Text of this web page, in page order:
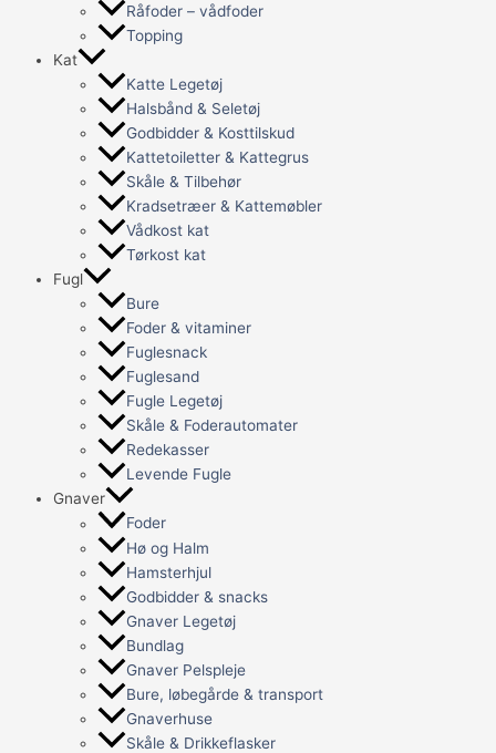
Råfoder – vådfoder
Topping
Kat
Katte Legetøj
Halsbånd & Seletøj
Godbidder & Kosttilskud
Kattetoiletter & Kattegrus
Skåle & Tilbehør
Kradsetræer & Kattemøbler
Vådkost kat
Tørkost kat
Fugl
Bure
Foder & vitaminer
Fuglesnack
Fuglesand
Fugle Legetøj
Skåle & Foderautomater
Redekasser
Levende Fugle
Gnaver
Foder
Hø og Halm
Hamsterhjul
Godbidder & snacks
Gnaver Legetøj
Bundlag
Gnaver Pelspleje
Bure, løbegårde & transport
Gnaverhuse
Skåle & Drikkeflasker